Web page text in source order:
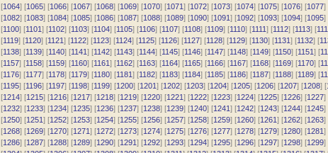
[1064] [1065] [1066] [1067] [1068] [1069] [1070] [1071] [1072] [1073] [1074] [1075] [1076] [1077]
[1082] [1083] [1084] [1085] [1086] [1087] [1088] [1089] [1090] [1091] [1092] [1093] [1094] [1095]
[1100] [1101] [1102] [1103] [1104] [1105] [1106] [1107] [1108] [1109] [1110] [1111] [1112] [1113] [
[1119] [1120] [1121] [1122] [1123] [1124] [1125] [1126] [1127] [1128] [1129] [1130] [1131] [1132] [
[1138] [1139] [1140] [1141] [1142] [1143] [1144] [1145] [1146] [1147] [1148] [1149] [1150] [1151] [
[1157] [1158] [1159] [1160] [1161] [1162] [1163] [1164] [1165] [1166] [1167] [1168] [1169] [1170] [
[1176] [1177] [1178] [1179] [1180] [1181] [1182] [1183] [1184] [1185] [1186] [1187] [1188] [1189] [
[1195] [1196] [1197] [1198] [1199] [1200] [1201] [1202] [1203] [1204] [1205] [1206] [1207] [1208] [
[1214] [1215] [1216] [1217] [1218] [1219] [1220] [1221] [1222] [1223] [1224] [1225] [1226] [1227]
[1232] [1233] [1234] [1235] [1236] [1237] [1238] [1239] [1240] [1241] [1242] [1243] [1244] [1245]
[1250] [1251] [1252] [1253] [1254] [1255] [1256] [1257] [1258] [1259] [1260] [1261] [1262] [1263]
[1268] [1269] [1270] [1271] [1272] [1273] [1274] [1275] [1276] [1277] [1278] [1279] [1280] [1281]
[1286] [1287] [1288] [1289] [1290] [1291] [1292] [1293] [1294] [1295] [1296] [1297] [1298] [1299]